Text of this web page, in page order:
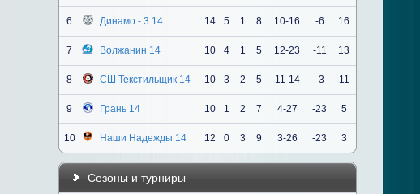
6 Динамо - 3 14 14 5 1 8 10-16 -6 16
7 Волжанин 14 10 4 1 5 12-23 -11 13
8 СШ Текстильщик 14 10 3 2 5 11-14 -3 11
9 Грань 14 10 1 2 7 4-27 -23 5
10 Наши Надежды 14 12 0 3 9 3-26 -23 3
Сезоны и турниры